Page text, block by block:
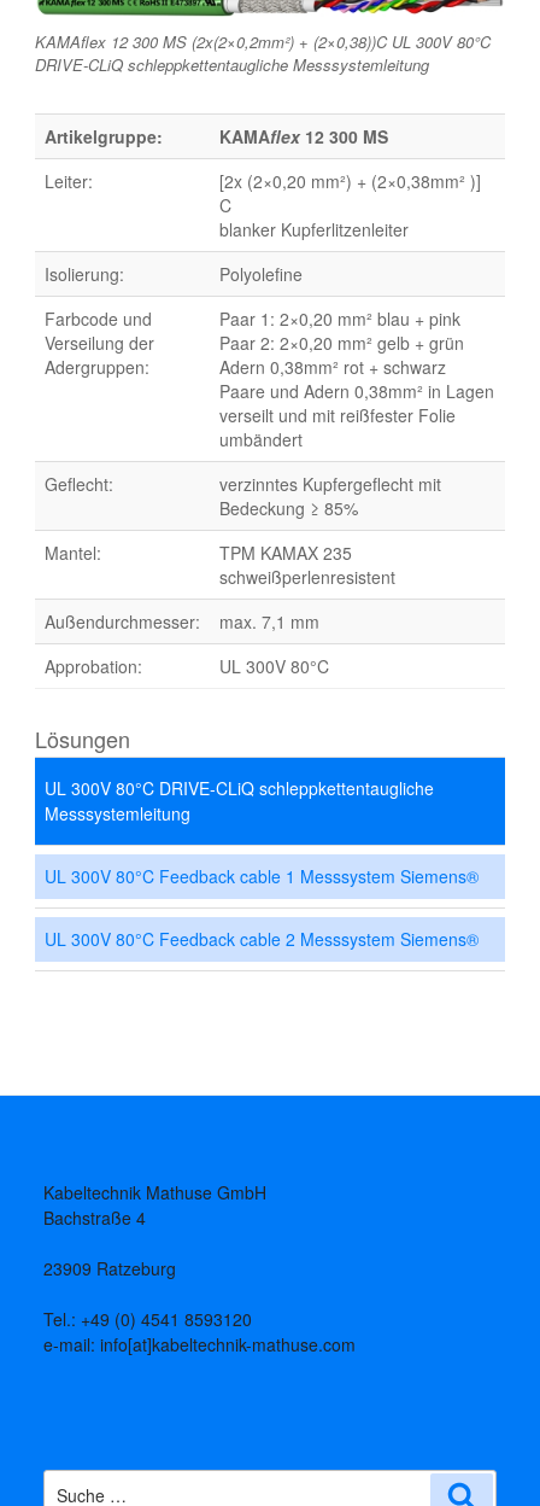
KAMAflex 12 300 MS (2x(2×0,2mm²) + (2×0,38))C UL 300V 80°C
DRIVE-CLiQ schleppkettentaugliche Messsystemleitung
Artikelgruppe: KAMAflex 12 300 MS
Leiter:
[2x (2×0,20 mm²) + (2×0,38mm² )]
C
blanker Kupferlitzenleiter
Isolierung:
Polyolefine
Farbcode und
Verseilung der
Adergruppen:
Paar 1: 2×0,20 mm² blau + pink
Paar 2: 2×0,20 mm² gelb + grün
Adern 0,38mm² rot + schwarz
Paare und Adern 0,38mm² in Lagen
verseilt und mit reißfester Folie
umbändert
Geflecht:
verzinntes Kupfergeflecht mit
Bedeckung ≥ 85%
Mantel:
TPM KAMAX 235
schweißperlenresistent
Außendurchmesser:
max. 7,1 mm
Approbation:
UL 300V 80°C
Lösungen
UL 300V 80°C DRIVE-CLiQ schleppkettentaugliche
Messsystemleitung
UL 300V 80°C Feedback cable 1 Messsystem Siemens®
UL 300V 80°C Feedback cable 2 Messsystem Siemens®
Kabeltechnik Mathuse GmbH
Bachstraße 4
23909 Ratzeburg
Tel.: +49 (0) 4541 8593120
e-mail: info[at]kabeltechnik-mathuse.com